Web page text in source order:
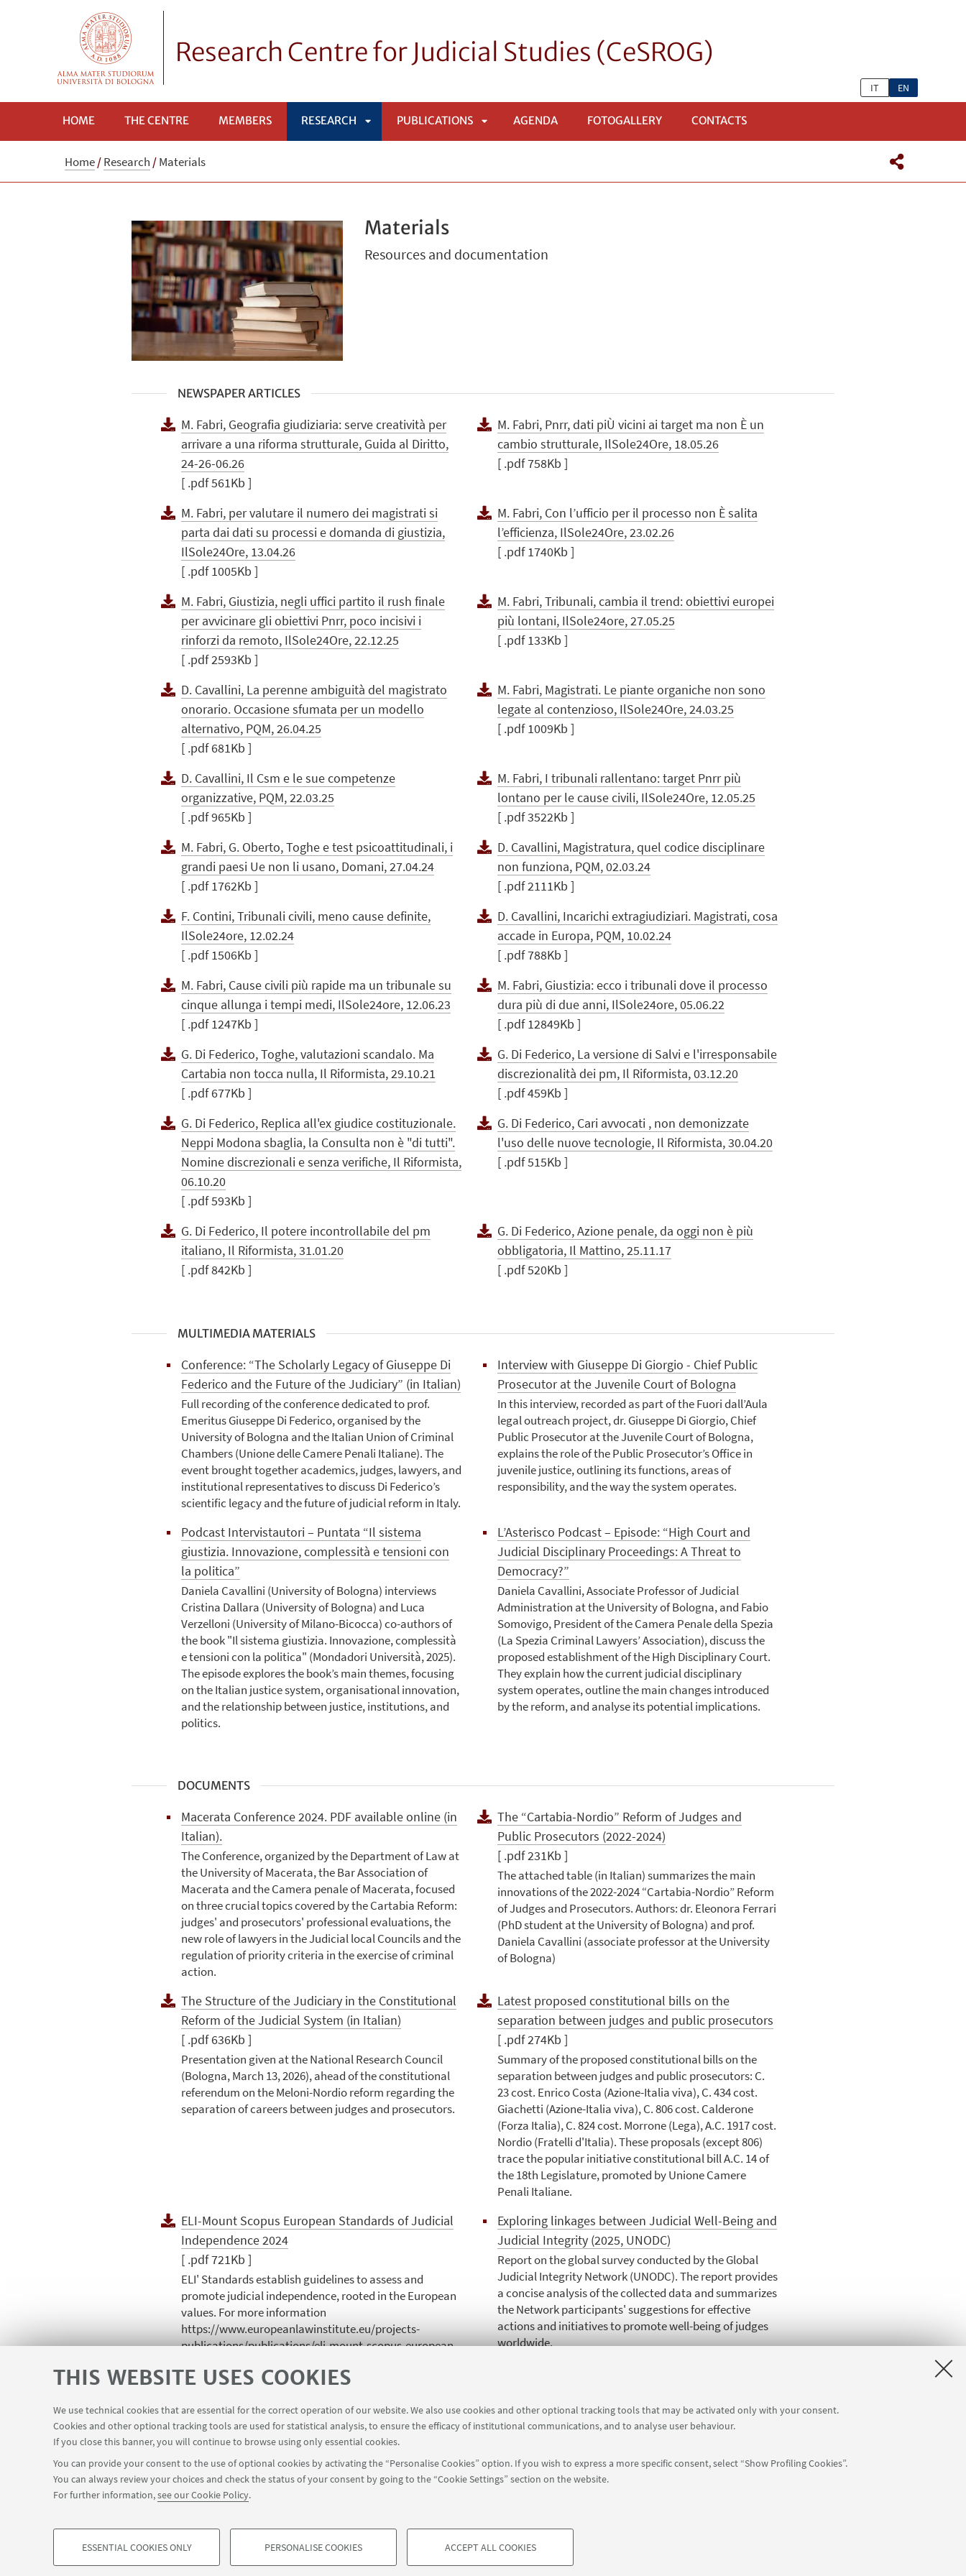
THIS WEBSITE USES COOKIES
We use technical cookies that are essential for the correct operation of our website. We also use cookies and other optional tracking tools that may be activated only with your consent.
Cookies and other optional tracking tools are used for statistical analysis, to ensure the efficacy of institutional communications, and to analyse user behaviour.
If you close this banner, you will continue to browse using only essential cookies.
You can provide your consent to the use of optional cookies by activating the “Personalise Cookies” option. If you wish to express a more specific consent, select “Show Profiling Cookies”.
You can always review your choices and check the status of your consent by going to the “Cookie Settings” section on the website.
For further information,see our Cookie Policy.
PROFILING COOKIES - OPTIONAL TECHNICAL COOKIES - ESSENTIAL
ESSENTIAL COOKIES ONLY PERSONALISE COOKIES ACCEPT ALL COOKIES
Research Centre for Judicial Studies (CeSROG)
IT EN
HOME THE CENTRE MEMBERS RESEARCH PUBLICATIONS AGENDA FOTOGALLERY CONTACTS
Home/Research /Materials
Materials
Resources and documentation
NEWSPAPER ARTICLES
M. Fabri, Geografia giudiziaria: serve creatività per
arrivare a una riforma strutturale, Guida al Diritto,
24-26-06.26
[ .pdf 561Kb ]
M. Fabri, Pnrr, dati piÙ vicini ai target ma non È un
cambio strutturale, IlSole24Ore, 18.05.26
[ .pdf 758Kb ]
M. Fabri, per valutare il numero dei magistrati si
parta dai dati su processi e domanda di giustizia,
IlSole24Ore, 13.04.26
[ .pdf 1005Kb ]
M. Fabri, Con l’ufficio per il processo non È salita
l’efficienza, IlSole24Ore, 23.02.26
[ .pdf 1740Kb ]
M. Fabri, Giustizia, negli uffici partito il rush finale
per avvicinare gli obiettivi Pnrr, poco incisivi i
rinforzi da remoto, IlSole24Ore, 22.12.25
[ .pdf 2593Kb ]
M. Fabri, Tribunali, cambia il trend: obiettivi europei
più lontani, IlSole24ore, 27.05.25
[ .pdf 133Kb ]
D. Cavallini, La perenne ambiguità del magistrato
onorario. Occasione sfumata per un modello
alternativo, PQM, 26.04.25
[ .pdf 681Kb ]
M. Fabri, Magistrati. Le piante organiche non sono
legate al contenzioso, IlSole24Ore, 24.03.25
[ .pdf 1009Kb ]
D. Cavallini, Il Csm e le sue competenze
organizzative, PQM, 22.03.25
[ .pdf 965Kb ]
M. Fabri, I tribunali rallentano: target Pnrr più
lontano per le cause civili, IlSole24Ore, 12.05.25
[ .pdf 3522Kb ]
M. Fabri, G. Oberto, Toghe e test psicoattitudinali, i
grandi paesi Ue non li usano, Domani, 27.04.24
[ .pdf 1762Kb ]
D. Cavallini, Magistratura, quel codice disciplinare
non funziona, PQM, 02.03.24
[ .pdf 2111Kb ]
F. Contini, Tribunali civili, meno cause definite,
IlSole24ore, 12.02.24
[ .pdf 1506Kb ]
D. Cavallini, Incarichi extragiudiziari. Magistrati, cosa
accade in Europa, PQM, 10.02.24
[ .pdf 788Kb ]
M. Fabri, Cause civili più rapide ma un tribunale su
cinque allunga i tempi medi, IlSole24ore, 12.06.23
[ .pdf 1247Kb ]
M. Fabri, Giustizia: ecco i tribunali dove il processo
dura più di due anni, IlSole24ore, 05.06.22
[ .pdf 12849Kb ]
G. Di Federico, Toghe, valutazioni scandalo. Ma
Cartabia non tocca nulla, Il Riformista, 29.10.21
[ .pdf 677Kb ]
G. Di Federico, La versione di Salvi e l'irresponsabile
discrezionalità dei pm, Il Riformista, 03.12.20
[ .pdf 459Kb ]
G. Di Federico, Replica all'ex giudice costituzionale.
Neppi Modona sbaglia, la Consulta non è "di tutti".
Nomine discrezionali e senza verifiche, Il Riformista,
06.10.20
[ .pdf 593Kb ]
G. Di Federico, Cari avvocati , non demonizzate
l'uso delle nuove tecnologie, Il Riformista, 30.04.20
[ .pdf 515Kb ]
G. Di Federico, Il potere incontrollabile del pm
italiano, Il Riformista, 31.01.20
[ .pdf 842Kb ]
G. Di Federico, Azione penale, da oggi non è più
obbligatoria, Il Mattino, 25.11.17
[ .pdf 520Kb ]
MULTIMEDIA MATERIALS
Conference: “The Scholarly Legacy of Giuseppe Di
Federico and the Future of the Judiciary” (in Italian)
Full recording of the conference dedicated to prof.
Emeritus Giuseppe Di Federico, organised by the
University of Bologna and the Italian Union of Criminal
Chambers (Unione delle Camere Penali Italiane). The
event brought together academics, judges, lawyers, and
institutional representatives to discuss Di Federico’s
scientific legacy and the future of judicial reform in Italy.
Interview with Giuseppe Di Giorgio - Chief Public
Prosecutor at the Juvenile Court of Bologna
In this interview, recorded as part of the Fuori dall’Aula
legal outreach project, dr. Giuseppe Di Giorgio, Chief
Public Prosecutor at the Juvenile Court of Bologna,
explains the role of the Public Prosecutor’s Office in
juvenile justice, outlining its functions, areas of
responsibility, and the way the system operates.
Podcast Intervistautori – Puntata “Il sistema
giustizia. Innovazione, complessità e tensioni con
la politica”
Daniela Cavallini (University of Bologna) interviews
Cristina Dallara (University of Bologna) and Luca
Verzelloni (University of Milano-Bicocca) co-authors of
the book "Il sistema giustizia. Innovazione, complessità
e tensioni con la politica" (Mondadori Università, 2025).
The episode explores the book’s main themes, focusing
on the Italian justice system, organisational innovation,
and the relationship between justice, institutions, and
politics.
L’Asterisco Podcast – Episode: “High Court and
Judicial Disciplinary Proceedings: A Threat to
Democracy?”
Daniela Cavallini, Associate Professor of Judicial
Administration at the University of Bologna, and Fabio
Somovigo, President of the Camera Penale della Spezia
(La Spezia Criminal Lawyers’ Association), discuss the
proposed establishment of the High Disciplinary Court.
They explain how the current judicial disciplinary
system operates, outline the main changes introduced
by the reform, and analyse its potential implications.
DOCUMENTS
Macerata Conference 2024. PDF available online (in
Italian).
The Conference, organized by the Department of Law at
the University of Macerata, the Bar Association of
Macerata and the Camera penale of Macerata, focused
on three crucial topics covered by the Cartabia Reform:
judges' and prosecutors' professional evaluations, the
new role of lawyers in the Judicial local Councils and the
regulation of priority criteria in the exercise of criminal
action.
The “Cartabia-Nordio” Reform of Judges and
Public Prosecutors (2022-2024)
[ .pdf 231Kb ]
The attached table (in Italian) summarizes the main
innovations of the 2022-2024 “Cartabia-Nordio” Reform
of Judges and Prosecutors. Authors: dr. Eleonora Ferrari
(PhD student at the University of Bologna) and prof.
Daniela Cavallini (associate professor at the University
of Bologna)
The Structure of the Judiciary in the Constitutional
Reform of the Judicial System (in Italian)
[ .pdf 636Kb ]
Presentation given at the National Research Council
(Bologna, March 13, 2026), ahead of the constitutional
referendum on the Meloni-Nordio reform regarding the
separation of careers between judges and prosecutors.
Latest proposed constitutional bills on the
separation between judges and public prosecutors
[ .pdf 274Kb ]
Summary of the proposed constitutional bills on the
separation between judges and public prosecutors: C.
23 cost. Enrico Costa (Azione-Italia viva), C. 434 cost.
Giachetti (Azione-Italia viva), C. 806 cost. Calderone
(Forza Italia), C. 824 cost. Morrone (Lega), A.C. 1917 cost.
Nordio (Fratelli d'Italia). These proposals (except 806)
trace the popular initiative constitutional bill A.C. 14 of
the 18th Legislature, promoted by Unione Camere
Penali Italiane.
ELI-Mount Scopus European Standards of Judicial
Independence 2024
[ .pdf 721Kb ]
ELI' Standards establish guidelines to assess and
promote judicial independence, rooted in the European
values. For more information
https://www.europeanlawinstitute.eu/projects-
publications/publications/eli-mount-scopus-european-
Exploring linkages between Judicial Well-Being and
Judicial Integrity (2025, UNODC)
Report on the global survey conducted by the Global
Judicial Integrity Network (UNODC). The report provides
a concise analysis of the collected data and summarizes
the Network participants' suggestions for effective
actions and initiatives to promote well-being of judges
worldwide.
non legal sanctions on collective action - E. A.
Posner
[ .pdf 3012Kb ]
©Copyright 2026 - ALMA MATER STUDIORUM - Università di Bologna - Via Zamboni, 33 - 40126 Bologna - PI: 01131710376 - CF: 80007010376 -